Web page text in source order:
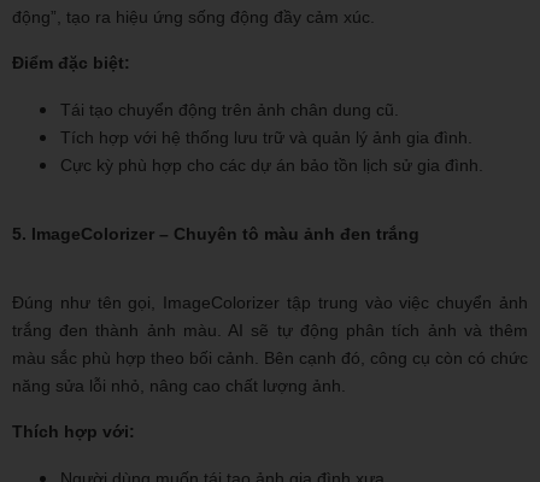
động”, tạo ra hiệu ứng sống động đầy cảm xúc.
Điểm đặc biệt:
Tái tạo chuyển động trên ảnh chân dung cũ.
Tích hợp với hệ thống lưu trữ và quản lý ảnh gia đình.
Cực kỳ phù hợp cho các dự án bảo tồn lịch sử gia đình.
5. ImageColorizer – Chuyên tô màu ảnh đen trắng
Đúng như tên gọi, ImageColorizer tập trung vào việc chuyển ảnh
trắng đen thành ảnh màu. AI sẽ tự động phân tích ảnh và thêm
màu sắc phù hợp theo bối cảnh. Bên cạnh đó, công cụ còn có chức
năng sửa lỗi nhỏ, nâng cao chất lượng ảnh.
Thích hợp với: